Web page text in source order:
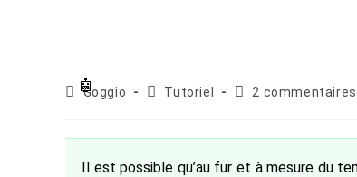
Auteur/autrice
publication :
Goggio
PostTutoriel
Commentaires
publication :
2 commentaires
Il est possible qu’au fur et à mesure du